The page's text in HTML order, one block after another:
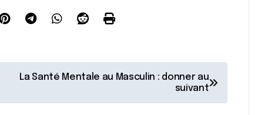
La Santé Mentale au Masculin : donner au
suivant